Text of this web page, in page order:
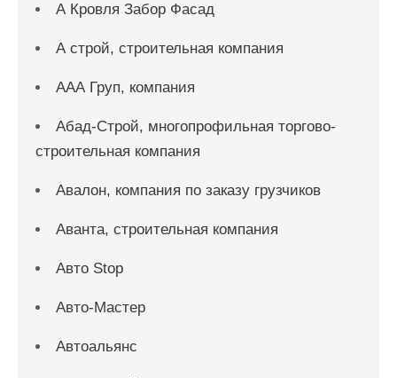
А Кровля Забор Фасад
А строй, строительная компания
ААА Груп, компания
Абад-Строй, многопрофильная торгово-
строительная компания
Авалон, компания по заказу грузчиков
Аванта, строительная компания
Авто Stop
Авто-Мастер
Автоальянс